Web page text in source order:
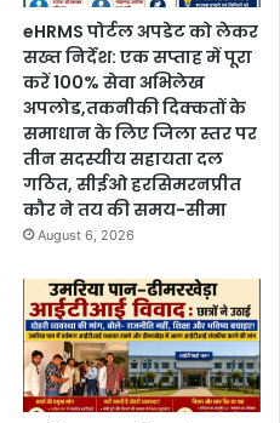
eHRMS पोर्टल अपडेट को लेकर
सख्त निर्देश: एक सप्ताह में पूरा
करें 100% सेवा अभिलेख
अपलोड,तकनीकी दिक्कतों के
समाधान के लिए जिला स्तर पर
तीन सदस्यीय सहायता दल
गठित, सीईओ हरसिमरनप्रीत
कौर ने तय की समय-सीमा
August 6, 2026